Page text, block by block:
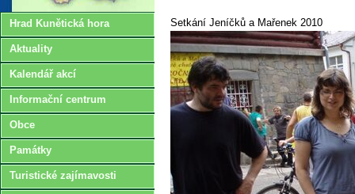
Hrad Kunětická hora
Aktuality
Kalendář akcí
Informační centrum
Obce
Památky
Turistické zajímavosti
Setkání Jeníčků a Mařenek 2010